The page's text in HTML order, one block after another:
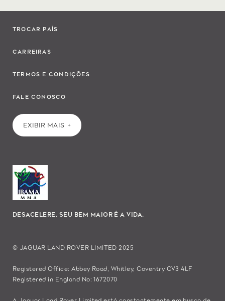
TROCAR PAÍS
CARREIRAS
TERMOS E CONDIÇÕES
FALE CONOSCO
EXIBIR MAIS
DESACELERE. SEU BEM MAIOR É A VIDA.
© JAGUAR LAND ROVER LIMITED 2025
Registered Office: Abbey Road, Whitley, Coventry CV3 4LF
Registered in England No: 1672070